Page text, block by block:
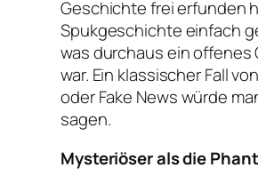
Geschichte frei erfunden
Spukgeschichte einfach
was durchaus ein offenes
war. Ein klassischer Fall
oder Fake News würde
sagen.
Mysteriöser als die